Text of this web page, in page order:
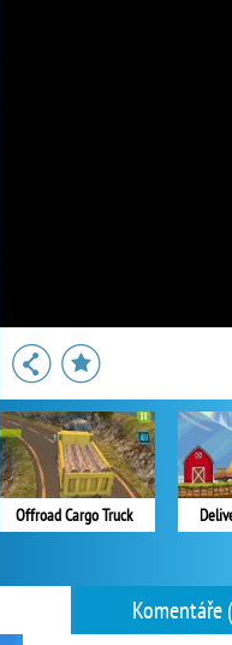
Offroad Cargo Truck
Komentáře